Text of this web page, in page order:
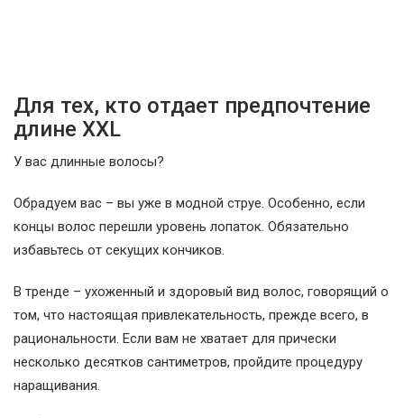
Для тех, кто отдает предпочтение
длине XXL
У вас длинные волосы?
Обрадуем вас – вы уже в модной струе. Особенно, если
концы волос перешли уровень лопаток. Обязательно
избавьтесь от секущих кончиков.
В тренде – ухоженный и здоровый вид волос, говорящий о
том, что настоящая привлекательность, прежде всего, в
рациональности. Если вам не хватает для прически
несколько десятков сантиметров, пройдите процедуру
наращивания.